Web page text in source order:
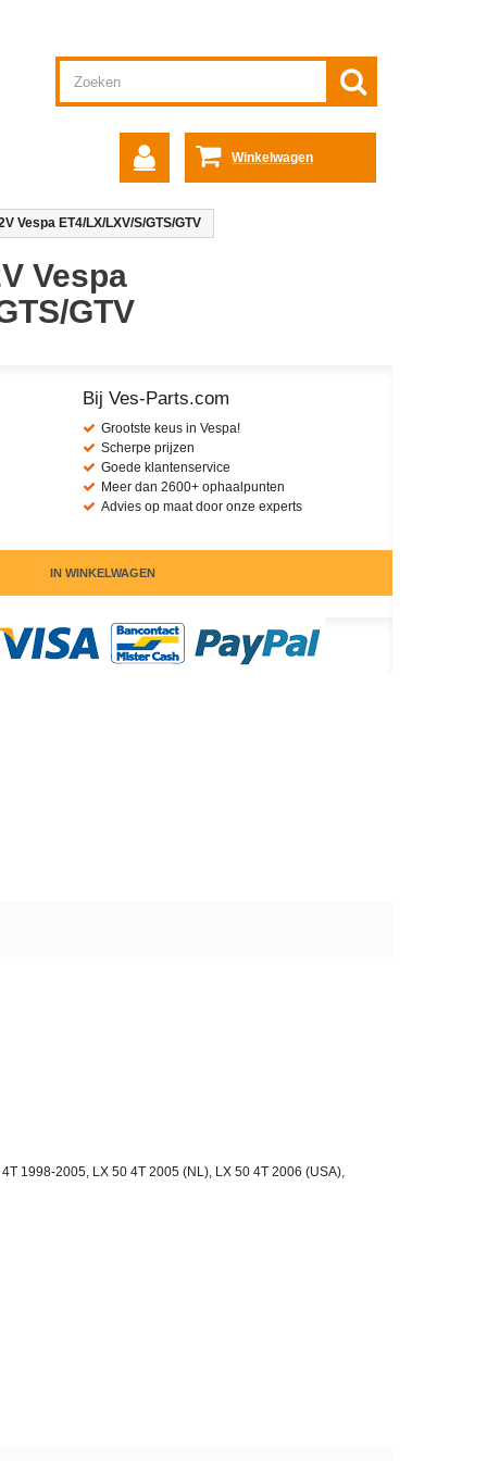
Winkelwagen
Vespa ET4/LX/LXV/S/GTS/GTV
Vespa
GTV
Bij Ves-Parts.com
Grootste keus in Vespa!
Scherpe prijzen
Goede klantenservice
Meer dan 2600+ ophaalpunten
Advies op maat door onze experts
IN WINKELWAGEN
1998-2005, LX 50 4T 2005 (NL), LX 50 4T 2006 (USA),